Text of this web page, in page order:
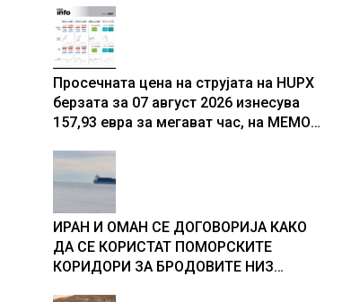
складирање на енергија од батерии
Просечната цена на струјата на HUPX
берзата за 07 август 2026 изнесува
157,93 евра за мегават час, на МЕМО
ИРАН И ОМАН СЕ ДОГОВОРИЈА КАКО
ДА СЕ КОРИСТАТ ПОМОРСКИТЕ
КОРИДОРИ ЗА БРОДОВИТЕ НИЗ